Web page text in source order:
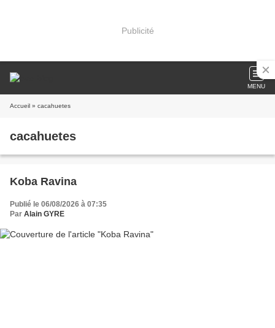
Publicité
MENU
Accueil » cacahuetes
cacahuetes
Koba Ravina
Publié le 06/08/2026 à 07:35
Par Alain GYRE